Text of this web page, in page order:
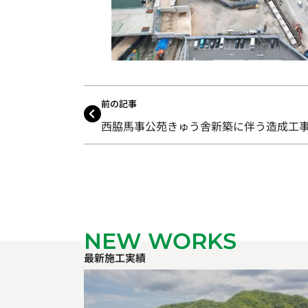
前の記事
西脇馬事公苑きゅう舎新築に伴う造成工
NEW WORKS
最新施工実績